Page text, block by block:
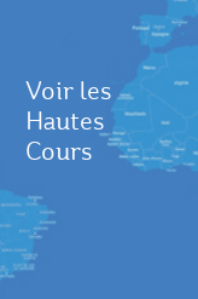
Voir les
Hautes
Cours